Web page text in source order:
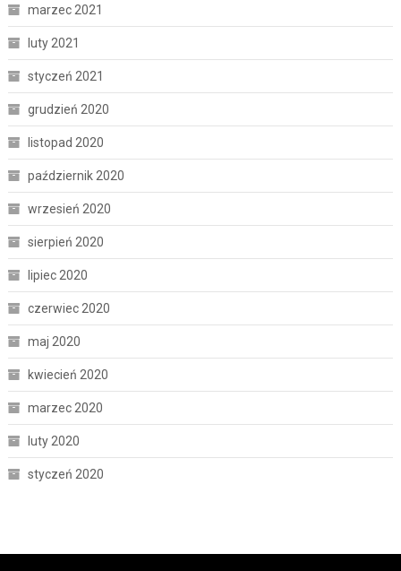
marzec 2021
luty 2021
styczeń 2021
grudzień 2020
listopad 2020
październik 2020
wrzesień 2020
sierpień 2020
lipiec 2020
czerwiec 2020
maj 2020
kwiecień 2020
marzec 2020
luty 2020
styczeń 2020